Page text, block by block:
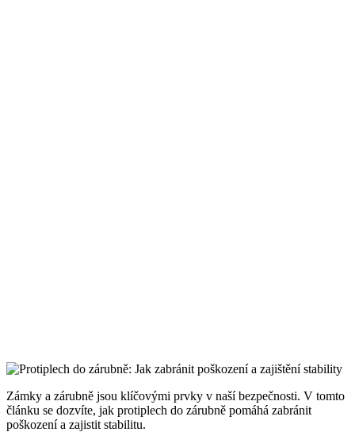
Zámky a zárubně jsou klíčovými prvky v naší bezpečnosti. V tomto
článku se dozvíte, jak protiplech do zárubně pomáhá zabránit
poškození a zajistit stabilitu.